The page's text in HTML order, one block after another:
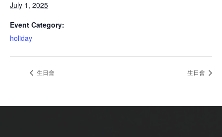
July 1, 2025
Event Category:
holiday
生日會 生日會